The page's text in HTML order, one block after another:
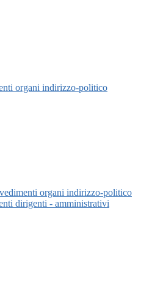
organi indirizzo-politico
organi indirizzo-politico
dirigenti - amministrativi